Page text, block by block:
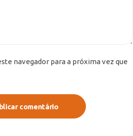
navegador para a próxima vez que
comentário